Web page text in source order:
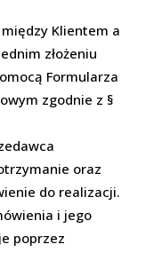
Klientem a
złożeniu
Formularza
zgodnie z §
oraz
do realizacji.
i jego
poprzez